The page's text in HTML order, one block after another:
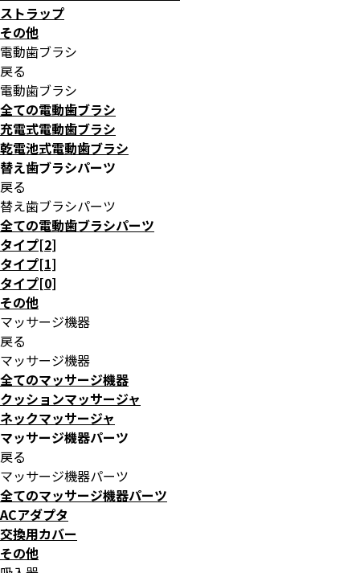
ストラップ
その他
電動歯ブラシ
戻る
電動歯ブラシ
全ての電動歯ブラシ
充電式電動歯ブラシ
乾電池式電動歯ブラシ
替え歯ブラシパーツ
戻る
替え歯ブラシパーツ
全ての電動歯ブラシパーツ
タイプ[2]
タイプ[1]
タイプ[0]
その他
マッサージ機器
戻る
マッサージ機器
全てのマッサージ機器
クッションマッサージャ
ネックマッサージャ
マッサージ機器パーツ
戻る
マッサージ機器パーツ
全てのマッサージ機器パーツ
ACアダプタ
交換用カバー
その他